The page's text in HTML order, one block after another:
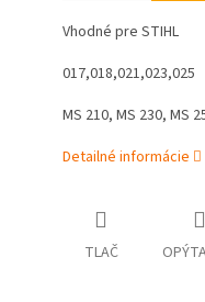
Vhodné pre STIHL
017,018,021,023,025
MS 210, MS 230, MS
Detailné informácie
TLAČ